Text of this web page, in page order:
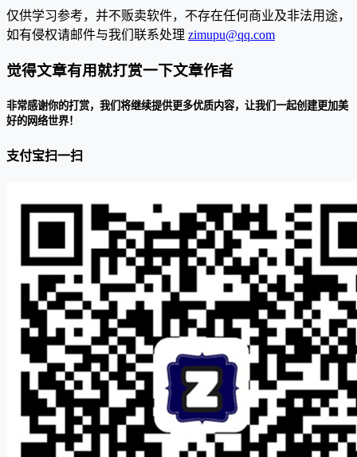
仅供学习参考，并不贩卖软件，不存在任何商业及非法用途，
如有侵权请邮件与我们联系处理 zimupu@qq.com
觉得文章有用就打赏一下文章作者
非常感谢你的打赏，我们将继续提供更多优质内容，让我们一起创建更加美
好的网络世界！
支付宝扫一扫